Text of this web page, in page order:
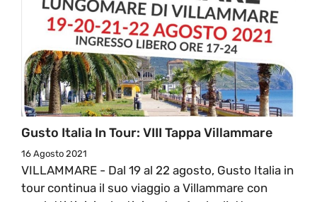
Gusto Italia In Tour: VIII Tappa Villammare
16 Agosto 2021
VILLAMMARE - Dal 19 al 22 agosto, Gusto Italia in
tour continua il suo viaggio a Villammare con